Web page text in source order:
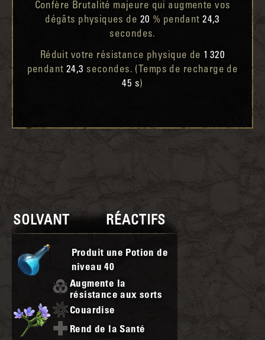
Confère Brutalité majeure qui augmente vos
dégâts physiques de 20 % pendant24,3
secondes.
Réduit votre résistance physique de 1 320
pendant24,3 secondes. (Temps de recharge de
45 s)
SOLVANT RÉACTIFS
Produit une Potion de
niveau40
Augmente la
résistance aux sorts
Couardise
Rend de la Santé